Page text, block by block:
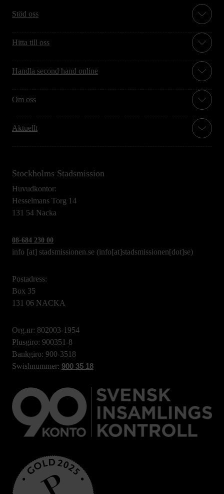
Stöd oss
Hitta till oss
Handla second hand online
Om oss
Aktuellt
Stockholms Stadsmission
Huvudkontor:
Hesselmans Torg 14
131 54 Nacka
08-684 230 00
info [at] stadsmissionen.se (info[at]stadsmissionen[dot]se)
Postadress:
Box 35
131 06 NACKA
Org.nr: 802003-1954
Plusgiro: 900351-8
Bankgiro: 900-3518
Swishnummer: 900 35 18